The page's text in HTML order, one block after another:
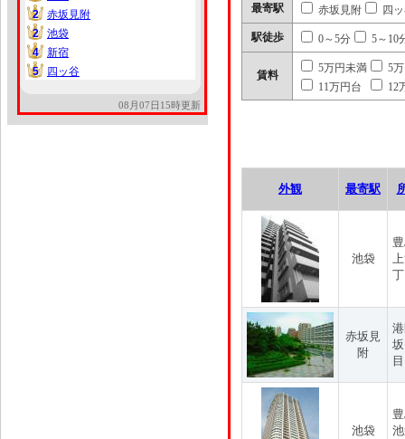
2
2
赤坂見附
2
2
池袋
4
4
新宿
5
5 四ッ谷
08月07日15時更新
最寄駅 赤坂見附 四
駅徒歩 0～5分 5～10
賃料
5万円未満
5
11万円台
12
外観 最寄駅
池袋
赤坂見
附
目
池袋